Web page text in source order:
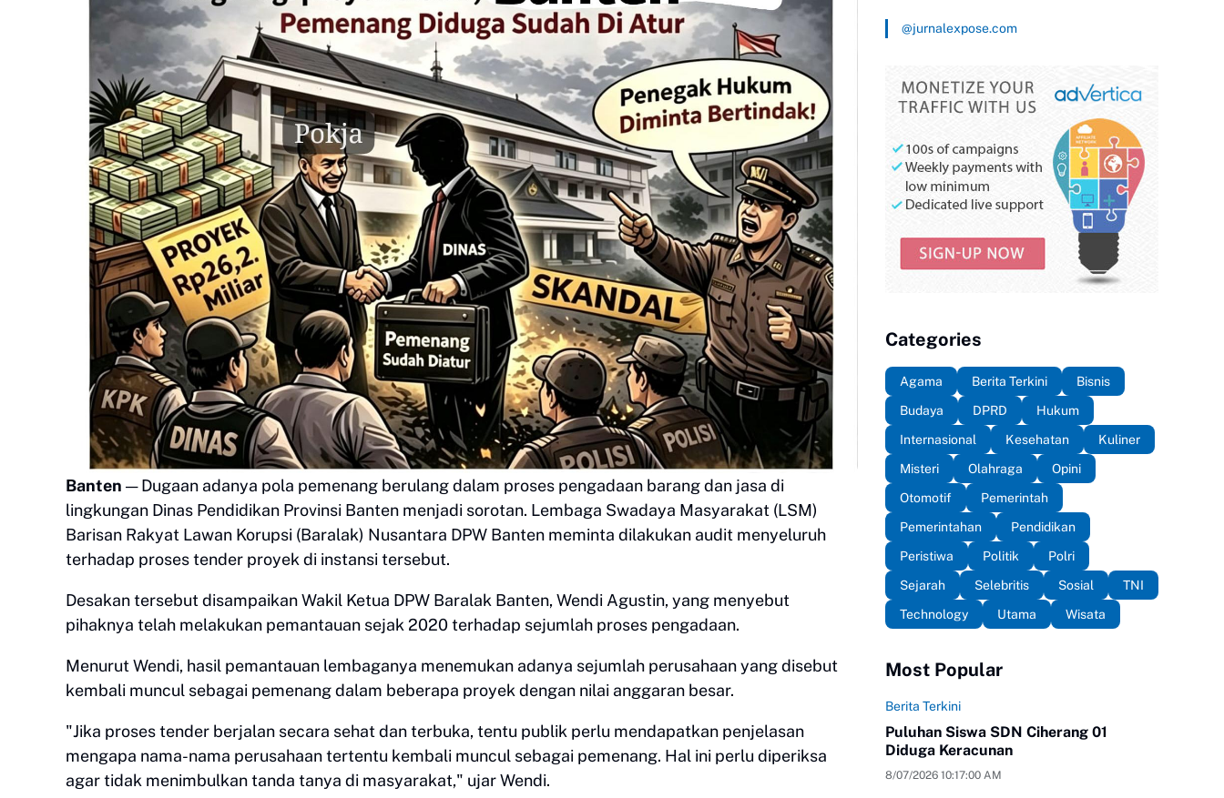
Banten — Dugaan adanya pola pemenang berulang dalam proses pengadaan barang dan jasa di
lingkungan Dinas Pendidikan Provinsi Banten menjadi sorotan. Lembaga Swadaya Masyarakat (LSM)
Barisan Rakyat Lawan Korupsi (Baralak) Nusantara DPW Banten meminta dilakukan audit menyeluruh
terhadap proses tender proyek di instansi tersebut.
Desakan tersebut disampaikan Wakil Ketua DPW Baralak Banten, Wendi Agustin, yang menyebut
pihaknya telah melakukan pemantauan sejak 2020 terhadap sejumlah proses pengadaan.
Menurut Wendi, hasil pemantauan lembaganya menemukan adanya sejumlah perusahaan yang disebut
kembali muncul sebagai pemenang dalam beberapa proyek dengan nilai anggaran besar.
"Jika proses tender berjalan secara sehat dan terbuka, tentu publik perlu mendapatkan penjelasan
mengapa nama-nama perusahaan tertentu kembali muncul sebagai pemenang. Hal ini perlu diperiksa
agar tidak menimbulkan tanda tanya di masyarakat," ujar Wendi.
@jurnalexpose.com
Categories
Agama Berita Terkini
Bisnis
Budaya
DPRD
Hukum
Internasional
Kesehatan
Kuliner
Misteri
Olahraga
Opini
Otomotif
Pemerintah
Pemerintahan
Pendidikan
Peristiwa
Politik
Polri
Sejarah
Selebritis Sosial
TNI
Technology
Utama Wisata
Most Popular
Berita Terkini
Puluhan Siswa SDN Ciherang 01
Diduga Keracunan
8/07/2026 10:17:00 AM